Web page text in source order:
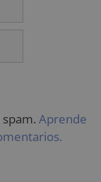
Aprende